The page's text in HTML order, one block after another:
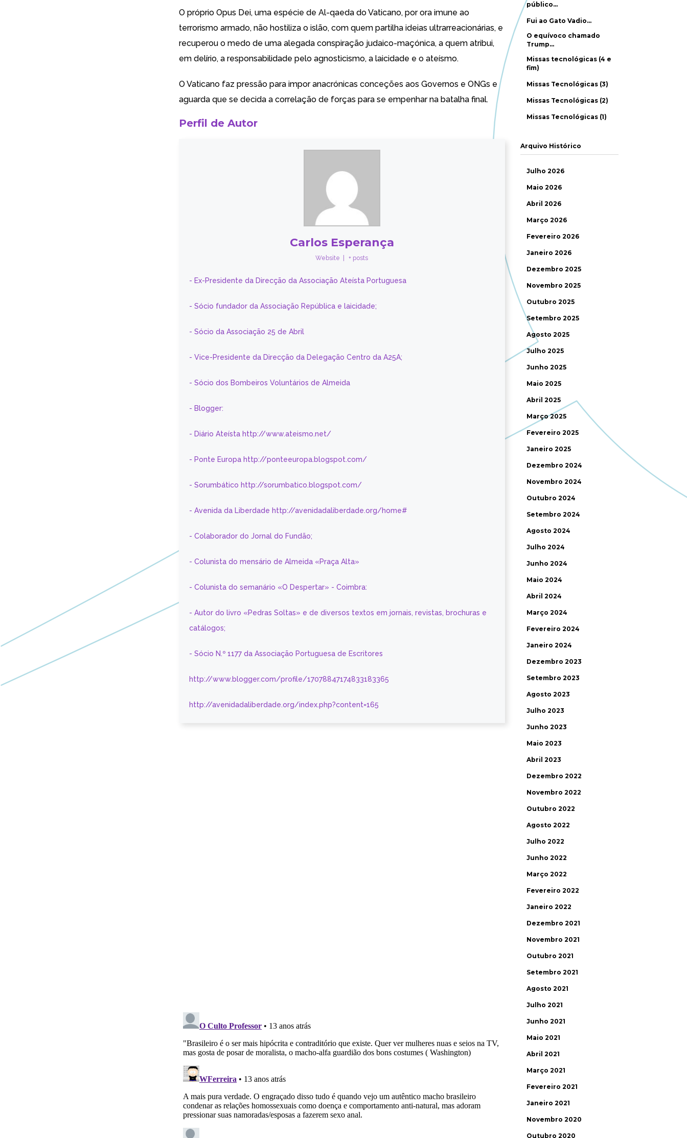
O próprio Opus Dei, uma espécie de Al-qaeda do Vaticano, por ora imune ao
terrorismo armado, não hostiliza o islão, com quem partilha ideias ultrarreacionárias, e
recuperou o medo de uma alegada conspiração judaico-maçónica, a quem atribui,
em delírio, a responsabilidade pelo agnosticismo, a laicidade e o ateísmo.
O Vaticano faz pressão para impor anacrónicas conceções aos Governos e ONGs e
aguarda que se decida a correlação de forças para se empenhar na batalha final.
Perfil de Autor
Carlos Esperança
Website + posts
- Ex-Presidente da Direcção da Associação Ateísta Portuguesa
- Sócio fundador da Associação República e laicidade;
- Sócio da Associação 25 de Abril
- Vice-Presidente da Direcção da Delegação Centro da A25A;
- Sócio dos Bombeiros Voluntários de Almeida
- Blogger:
- Diário Ateísta http://www.ateismo.net/
- Ponte Europa http://ponteeuropa.blogspot.com/
- Sorumbático http://sorumbatico.blogspot.com/
- Avenida da Liberdade http://avenidadaliberdade.org/home#
- Colaborador do Jornal do Fundão;
- Colunista do mensário de Almeida «Praça Alta»
- Colunista do semanário «O Despertar» - Coimbra:
- Autor do livro «Pedras Soltas» e de diversos textos em jornais, revistas, brochuras e
catálogos;
- Sócio N.º 1177 da Associação Portuguesa de Escritores
http://www.blogger.com/profile/17078847174833183365
http://avenidadaliberdade.org/index.php?content=165
público…
Fui ao Gato Vadio…
O equívoco chamado
Trump…
Missas tecnológicas (4 e
fim)
Missas Tecnológicas (3)
Missas Tecnológicas (2)
Missas Tecnológicas (1)
Arquivo Histórico
Julho 2026
Maio 2026
Abril 2026
Março 2026
Fevereiro 2026
Janeiro 2026
Dezembro 2025
Novembro 2025
Outubro 2025
Setembro 2025
Agosto 2025
Julho 2025
Junho 2025
Maio 2025
Abril 2025
Março 2025
Fevereiro 2025
Janeiro 2025
Dezembro 2024
Novembro 2024
Outubro 2024
Setembro 2024
Agosto 2024
Julho 2024
Junho 2024
Maio 2024
Abril 2024
Março 2024
Fevereiro 2024
Janeiro 2024
Dezembro 2023
Setembro 2023
Agosto 2023
Julho 2023
Junho 2023
Maio 2023
Abril 2023
Dezembro 2022
Novembro 2022
Outubro 2022
Agosto 2022
Julho 2022
Junho 2022
Março 2022
Fevereiro 2022
Janeiro 2022
Dezembro 2021
Novembro 2021
Outubro 2021
Setembro 2021
Agosto 2021
Julho 2021
Junho 2021
Maio 2021
Abril 2021
Março 2021
Fevereiro 2021
Janeiro 2021
Novembro 2020
Outubro 2020